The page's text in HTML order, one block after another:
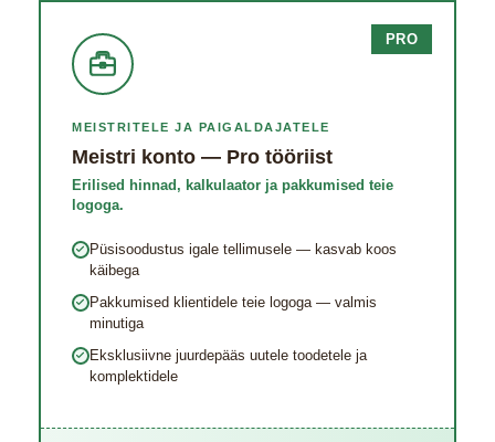
PRO
MEISTRITELE JA PAIGALDAJATELE
Meistri konto — Pro tööriist
Erilised hinnad, kalkulaator ja pakkumised teie
logoga.
Püsisoodustus igale tellimusele — kasvab koos
käibega
Pakkumised klientidele teie logoga — valmis
minutiga
Eksklusiivne juurde​pääs uutele toodetele ja
komplektidele